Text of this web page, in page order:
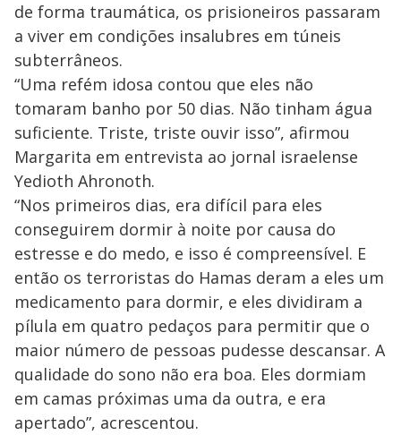
de forma traumática, os prisioneiros passaram
a viver em condições insalubres em túneis
subterrâneos.
“Uma refém idosa contou que eles não
tomaram banho por 50 dias. Não tinham água
suficiente. Triste, triste ouvir isso”, afirmou
Margarita em entrevista ao jornal israelense
Yedioth Ahronoth.
“Nos primeiros dias, era difícil para eles
conseguirem dormir à noite por causa do
estresse e do medo, e isso é compreensível. E
então os terroristas do Hamas deram a eles um
medicamento para dormir, e eles dividiram a
pílula em quatro pedaços para permitir que o
maior número de pessoas pudesse descansar. A
qualidade do sono não era boa. Eles dormiam
em camas próximas uma da outra, e era
apertado”, acrescentou.